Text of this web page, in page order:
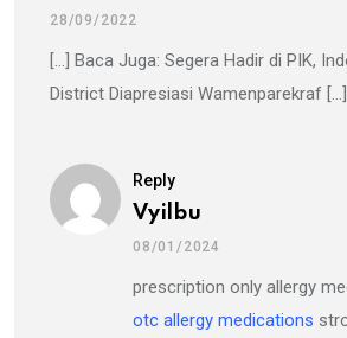
28/09/2022
[…] Baca Juga: Segera Hadir di PIK,
District Diapresiasi Wamenparekraf […]
Reply
Vyilbu
08/01/2024
prescription only allergy
otc allergy medications